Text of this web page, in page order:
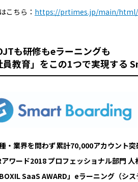
こちら： https://prtimes.jp/main/html/
も研修もeラーニングも
員教育」をこの1つで実現す
・業界を問わず累計70,000アカウント
アワード2018 プロフェッショナル部門
SaaS AWARD」eラーニング（シ